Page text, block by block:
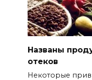
Названы
отеков
Некоторые